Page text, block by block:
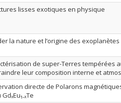
lisses exotiques en physique
la nature et l’origine des
de super-Terres tempérées
leur composition interne et
directe de Polarons